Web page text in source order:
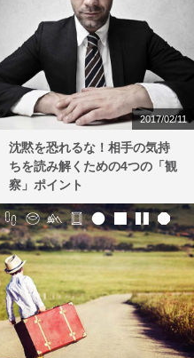
2017/02/11
沈黙を恐れるな！相手の気持
ちを読み解くための4つの「観
察」ポイント